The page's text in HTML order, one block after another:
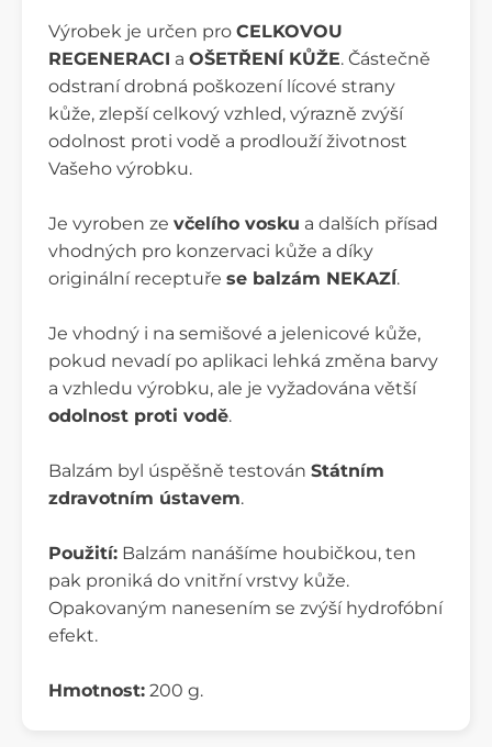
Výrobek je určen pro CELKOVOU
REGENERACI a OŠETŘENÍ KŮŽE. Částečně
odstraní drobná poškození lícové strany
kůže, zlepší celkový vzhled, výrazně zvýší
odolnost proti vodě a prodlouží životnost
Vašeho výrobku.
Je vyroben ze včelího vosku a dalších přísad
vhodných pro konzervaci kůže a díky
originální receptuře se balzám NEKAZÍ.
Je vhodný i na semišové a jelenicové kůže,
pokud nevadí po aplikaci lehká změna barvy
a vzhledu výrobku, ale je vyžadována větší
odolnost proti vodě.
Balzám byl úspěšně testován Státním
zdravotním ústavem.
Použití: Balzám nanášíme houbičkou, ten
pak proniká do vnitřní vrstvy kůže.
Opakovaným nanesením se zvýší hydrofóbní
efekt.
Hmotnost: 200 g.